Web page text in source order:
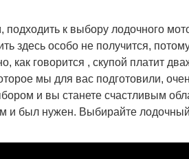
к выбору лодочного
здесь особо не получится,
как говорится , скупой платит
мы для вас подготовили,
и вы станете счастливым
и был нужен. Выбирайте